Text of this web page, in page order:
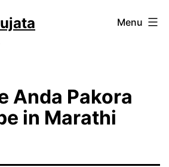
Menu
Anda Pakora
in Marathi